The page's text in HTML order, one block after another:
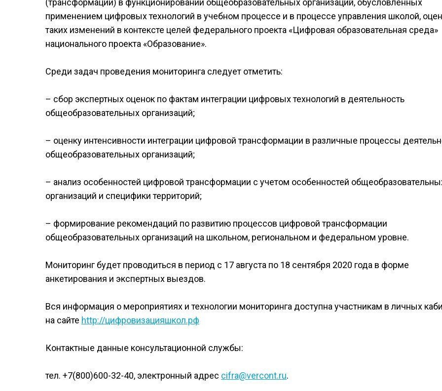
(трансформации) в функционировании общеобразовательных организаций, обусловленных
применением цифровых технологий в учебном процессе и в процессе управления школой,
таких изменений в контексте целей федерального проекта «Цифровая образовательная среда»
национального проекта «Образование».
Среди задач проведения мониторинга следует отметить:
– сбор экспертных оценок по фактам интеграции цифровых технологий в деятельность
общеобразовательных организаций;
– оценку интенсивности интеграции цифровой трансформации в различные процессы
общеобразовательных организаций;
– анализ особенностей цифровой трансформации с учетом особенностей
организаций и специфики территорий;
– формирование рекомендаций по развитию процессов цифровой трансформации
общеобразовательных организаций на школьном, региональном и федеральном уровне.
Мониторинг будет проводиться в период с 17 августа по 18 сентября 2020 года в форме
анкетирования и экспертных выездов.
Вся информация о мероприятиях и технологии мониторинга доступна участникам в личных
на сайте http://цифровизацияшкол.рф
Контактные данные консультационной службы:
тел. +7(800)600-32-40, электронный адрес cifra@vercont.ru.